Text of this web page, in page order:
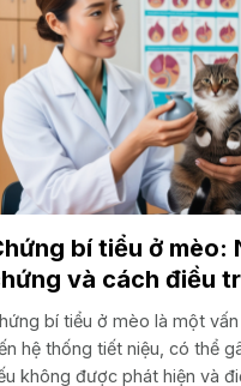
bí tiểu ở mèo:
và cách điều
bí tiểu ở mèo là một
hệ thống tiết niệu, có thể
không được phát hiện và